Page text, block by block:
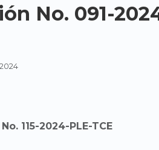
No. 091-
115-2024-PLE-TCE